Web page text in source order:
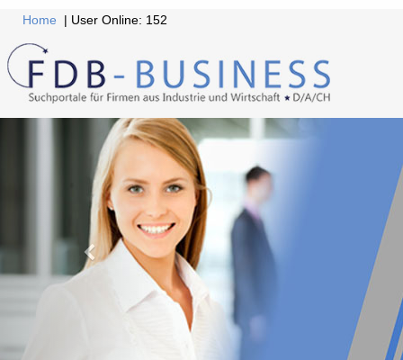
Home | User Online: 152